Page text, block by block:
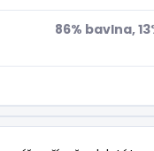
86% bavlna,